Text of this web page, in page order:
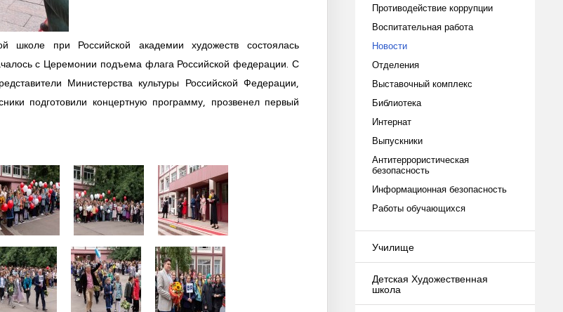
школе при Российской академии художеств состоялась
с Церемонии подъема флага Российской федерации. С
Министерства культуры Российской Федерации,
подготовили концертную программу, прозвенел первый
Противодействие коррупции
Воспитательная работа
Новости
Отделения
Выставочный комплекс
Библиотека
Интернат
Выпускники
Антитеррористическая
безопасность
Информационная безопасность
Работы обучающихся
Училище
Детская Художественная
школа